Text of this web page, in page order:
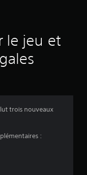
a
le jeu et
trois nouveaux
: